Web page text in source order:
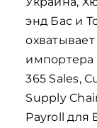
энд Бас и
импортера
365 Sales,
Supply
Payroll для